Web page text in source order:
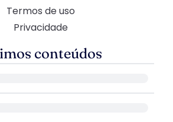
Termos de uso
Privacidade
conteúdos